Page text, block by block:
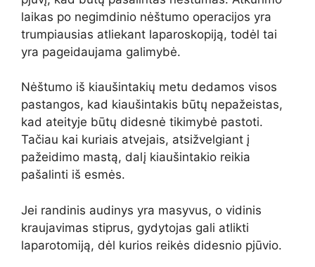
laikas po negimdinio nėštumo operacijos yra
trumpiausias atliekant laparoskopiją, todėl tai
yra pageidaujama galimybė.
Nėštumo iš kiaušintakių metu dedamos visos
pastangos, kad kiaušintakis būtų nepažeistas,
kad ateityje būtų didesnė tikimybė pastoti.
Tačiau kai kuriais atvejais, atsižvelgiant į
pažeidimo mastą, dalį kiaušintakio reikia
pašalinti iš esmės.
Jei randinis audinys yra masyvus, o vidinis
kraujavimas stiprus, gydytojas gali atlikti
laparotomiją, dėl kurios reikės didesnio pjūvio.